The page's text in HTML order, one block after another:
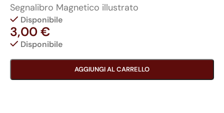
Segnalibro Magnetico illustrato
Disponibile
3,00€
Disponibile
AGGIUNGI AL CARRELLO